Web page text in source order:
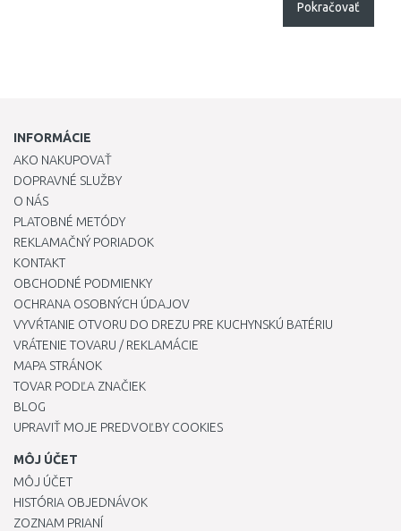
Pokračovať
INFORMÁCIE
AKO NAKUPOVAŤ
DOPRAVNÉ SLUŽBY
O NÁS
PLATOBNÉ METÓDY
REKLAMAČNÝ PORIADOK
KONTAKT
OBCHODNÉ PODMIENKY
OCHRANA OSOBNÝCH ÚDAJOV
VYVŔTANIE OTVORU DO DREZU PRE KUCHYNSKÚ BATÉRIU
VRÁTENIE TOVARU / REKLAMÁCIE
MAPA STRÁNOK
TOVAR PODĽA ZNAČIEK
BLOG
UPRAVIŤ MOJE PREDVOĽBY COOKIES
MÔJ ÚČET
MÔJ ÚČET
HISTÓRIA OBJEDNÁVOK
ZOZNAM PRIANÍ